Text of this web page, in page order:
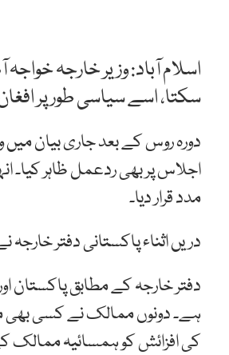
اسلام آباد: وزیر خارجہ
سکتا، اسے سیاسی طور پر
دورہ روس کے بعد جاری بیان
اجلاس پر بھی ردعمل ظاہر کیا۔
مدد قرار دیا۔
دریں اثناء پاکستانی دفتر
دفتر خارجہ کے مطابق پاکستان
ہے۔ دونوں ممالک نے کسی بھی
کی افزائش کو ہمسائیہ ممالک